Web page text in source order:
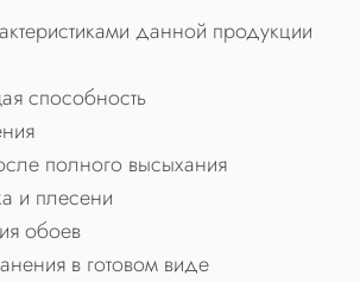
данной продукции
способность
полного высыхания
и плесени
обоев
в готовом виде